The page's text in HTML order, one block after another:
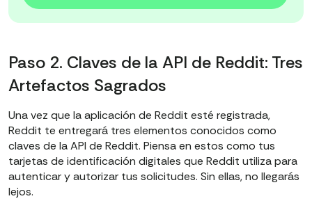
Paso 2. Claves de la API de Reddit: Tres
Artefactos Sagrados
Una vez que la aplicación de Reddit esté registrada,
Reddit te entregará tres elementos conocidos como
claves de la API de Reddit. Piensa en estos como tus
tarjetas de identificación digitales que Reddit utiliza para
autenticar y autorizar tus solicitudes. Sin ellas, no llegarás
lejos.